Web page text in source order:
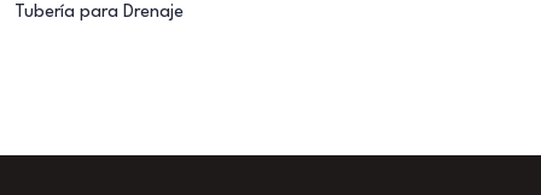
Tubería para Drenaje